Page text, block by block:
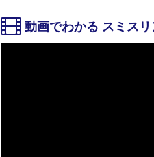
動画でわかる スミスリ